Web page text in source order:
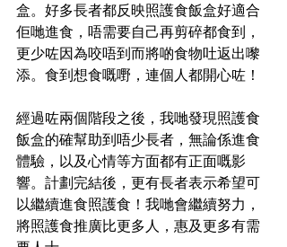
盒。好多長者都反映照護食飯盒好適合
佢哋進食，唔需要自己再剪碎都食到，
更少咗因為咬唔到而將啲食物吐返出嚟
添。食到想食嘅嘢，連個人都開心咗！
經過咗兩個階段之後，我哋發現照護食
飯盒的確幫助到唔少長者，無論係進食
體驗，以及心情等方面都有正面嘅影
響。計劃完結後，更有長者表示希望可
以繼續進食照護食！我哋會繼續努力，
將照護食推廣比更多人，惠及更多有需